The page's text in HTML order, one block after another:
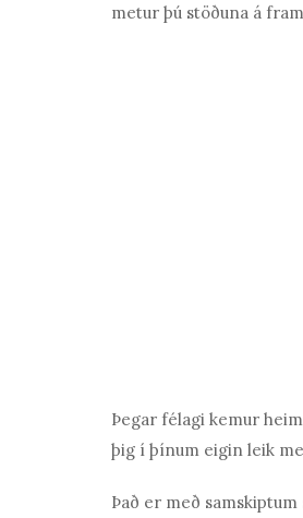
metur þú stöðuna á
Þegar félagi kemur
þig í þínum eigin leik
Það er með